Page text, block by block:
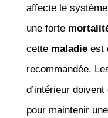
affecte le
une forte
cette maladieest
recommandée.
d’intérieur
pour maintenir une